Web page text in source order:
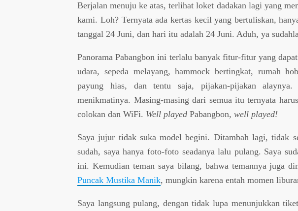
Berjalan menuju ke atas, terlihat loket dadakan lagi yang
kami. Loh? Ternyata ada kertas kecil yang bertuliskan,
tanggal 24 Juni, dan hari itu adalah 24 Juni. Aduh, ya
Panorama Pabangbon ini terlalu banyak fitur-fitur yang
udara, sepeda melayang, hammock bertingkat, rumah
payung hias, dan tentu saja, pijakan-pijakan
menikmatinya. Masing-masing dari semua itu ternyata
colokan dan WiFi. Well played Pabangbon,well played!
Saya jujur tidak suka model begini. Ditambah lagi, tidak
sudah, saya hanya foto-foto seadanya lalu pulang. Saya
ini. Kemudian teman saya bilang, bahwa temannya juga
Puncak Mustika Manik, mungkin karena entah momen
Saya langsung pulang, dengan tidak lupa menunjukkan